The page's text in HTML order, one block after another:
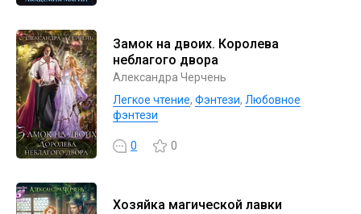
Замок на двоих. Королева
неблагого двора
Александра Черчень
Легкое чтение, Фэнтези, Любовное
фэнтези
0 0
Хозяйка магической лавки